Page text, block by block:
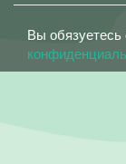
Вы